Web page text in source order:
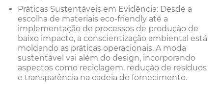
Práticas Sustentáveis em Evidência: Desde a
escolha de materiais eco-friendly até a
implementação de processos de produção de
baixo impacto, a conscientização ambiental está
moldando as práticas operacionais. A moda
sustentável vai além do design, incorporando
aspectos como reciclagem, redução de resíduos
e transparência na cadeia de fornecimento.